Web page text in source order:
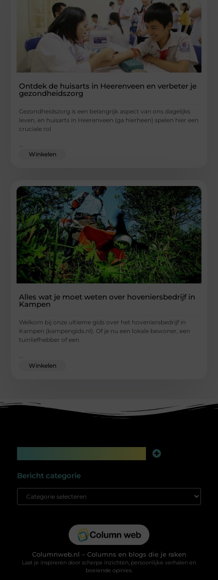
Ontdek de huisarts in Heerenveen en verbeter je
gezondheidszorg
Gezondheidszorg is een belangrijk aspect van ons dagelijks
leven, en huisarts in Heerenveen (ga hierheen) spelen hier een
cruciale rol
...
Winkelen
Alles wat je moet weten over hoveniersbedrijf in
Kampen
Welkom bij onze ultieme gids over het hoveniersbedrijf in
Kampen (kampengids.nl). Of je nu een lokale bewoner, een
tuinliefhebber of een
Winkelen
Bericht categorie
Columnweb.nl – Columns en blogs die je raken
Laat je inspireren door scherpe inzichten, persoonlijke verhalen en
boeiende opinies.